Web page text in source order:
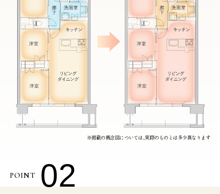
※掲載の概念図については、実際のものとは多少異なります
POINT 02